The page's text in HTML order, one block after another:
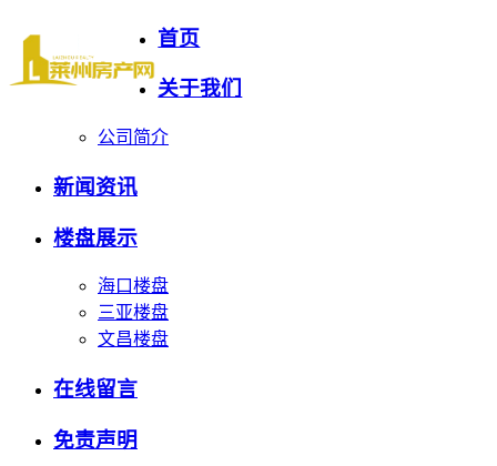
首页
关于我们
公司简介
新闻资讯
楼盘展示
海口楼盘
三亚楼盘
文昌楼盘
在线留言
免责声明